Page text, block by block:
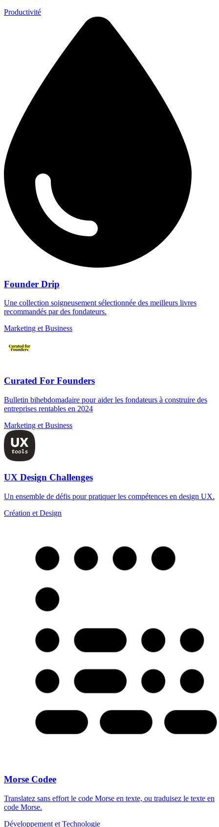
Productivité
Founder Drip
Une collection soigneusement sélectionnée des meilleurs livres
recommandés par des fondateurs.
Marketing et Business
Curated For Founders
Bulletin bihebdomadaire pour aider les fondateurs à construire des
entreprises rentables en 2024
Marketing et Business
UX Design Challenges
Un ensemble de défis pour pratiquer les compétences en design UX.
Création et Design
Morse Codee
Translatez sans effort le code Morse en texte, ou traduisez le texte en
code Morse.
Développement et Technologie